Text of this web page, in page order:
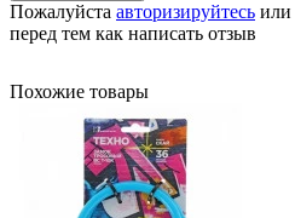
Пожалуйста авторизируйтесь или
перед тем как написать отзыв
Похожие товары